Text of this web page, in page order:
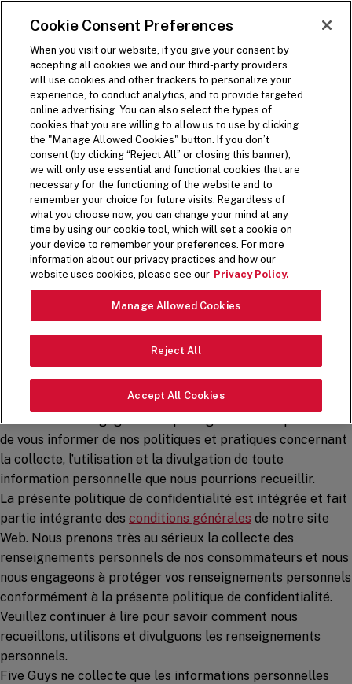
PASSER AU CONTENU PRINCIPAL
Ouvrir la navigation dans le site
Visit the Five Guys homepage
PRIVACY POLICY
LAST UPDATED: JULY 1,
2025
TÉLÉCHARGER AU FORMAT PDF
INTRODUCTION
Five Guys Enterprises LLC, ainsi que sa société mère et ses
entités affiliées («Five Guys», «nous» ou «notre»), a
adopté la présente politique de confidentialité afin de
refléter notre engagement à protéger votre vie privée et
de vous informer de nos politiques et pratiques concernant
la collecte, l’utilisation et la divulgation de toute
information personnelle que nous pourrions recueillir.
La présente politique de confidentialité est intégrée et fait
partie intégrante des conditions générales de notre site
Web. Nous prenons très au sérieux la collecte des
renseignements personnels de nos consommateurs et nous
nous engageons à protéger vos renseignements personnels
conformément à la présente politique de confidentialité.
Veuillez continuer à lire pour savoir comment nous
recueillons, utilisons et divulguons les renseignements
personnels.
Five Guys ne collecte que les informations personnelles
Cookie Consent Preferences
When you visit our website, if you give your consent by
accepting all cookies we and our third-party providers
will use cookies and other trackers to personalize your
experience, to conduct analytics, and to provide targeted
online advertising. You can also select the types of
cookies that you are willing to allow us to use by clicking
the "Manage Allowed Cookies" button. If you don’t
consent (by clicking “Reject All” or closing this banner),
we will only use essential and functional cookies that are
necessary for the functioning of the website and to
remember your choice for future visits. Regardless of
what you choose now, you can change your mind at any
time by using our cookie tool, which will set a cookie on
your device to remember your preferences. For more
information about our privacy practices and how our
website uses cookies, please see our Privacy Policy.
Manage Allowed Cookies
Reject All
Accept All Cookies